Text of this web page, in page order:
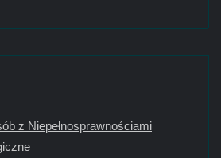
z Niepełnosprawnościami